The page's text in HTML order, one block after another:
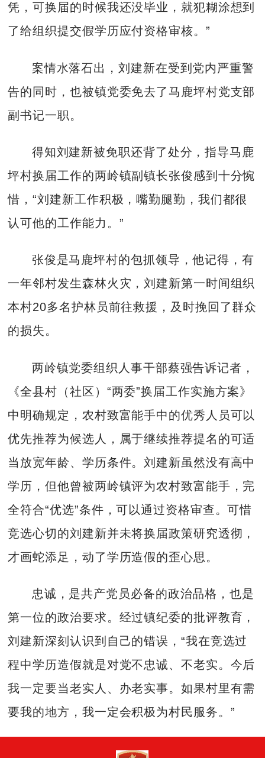
凭，可换届的时候我还没毕业，就犯糊涂想到
了给组织提交假学历应付资格审核。”
案情水落石出，刘建新在受到党内严重警
告的同时，也被镇党委免去了马鹿坪村党支部
副书记一职。
得知刘建新被免职还背了处分，指导马鹿
坪村换届工作的两岭镇副镇长张俊感到十分惋
惜，“刘建新工作积极，嘴勤腿勤，我们都很
认可他的工作能力。”
张俊是马鹿坪村的包抓领导，他记得，有
一年邻村发生森林火灾，刘建新第一时间组织
本村20多名护林员前往救援，及时挽回了群众
的损失。
两岭镇党委组织人事干部蔡强告诉记者，
《全县村（社区）“两委”换届工作实施方案》
中明确规定，农村致富能手中的优秀人员可以
优先推荐为候选人，属于继续推荐提名的可适
当放宽年龄、学历条件。刘建新虽然没有高中
学历，但他曾被两岭镇评为农村致富能手，完
全符合“优选”条件，可以通过资格审查。可惜
竞选心切的刘建新并未将换届政策研究透彻，
才画蛇添足，动了学历造假的歪心思。
忠诚，是共产党员必备的政治品格，也是
第一位的政治要求。经过镇纪委的批评教育，
刘建新深刻认识到自己的错误，“我在竞选过
程中学历造假就是对党不忠诚、不老实。今后
我一定要当老实人、办老实事。如果村里有需
要我的地方，我一定会积极为村民服务。”